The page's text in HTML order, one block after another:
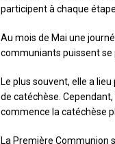
participent à chaque
Au mois de Mai une
communiants puissent se
Le plus souvent, elle a
de catéchèse.
commence la catéchèse
La Première Communion